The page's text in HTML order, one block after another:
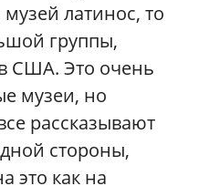
латинос, то
группы,
США. Это очень
музеи, но
рассказывают
стороны,
это как на